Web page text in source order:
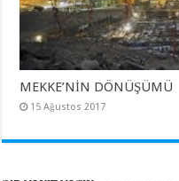
MEKKE’NİN DÖNÜŞÜMÜ
15 Ağustos 2017